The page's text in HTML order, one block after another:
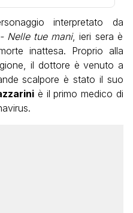
interpretato da
Nelle tue mani, ieri sera è
inattesa. Proprio alla
il dottore è venuto a
scalpore è stato il suo
è il primo medico di